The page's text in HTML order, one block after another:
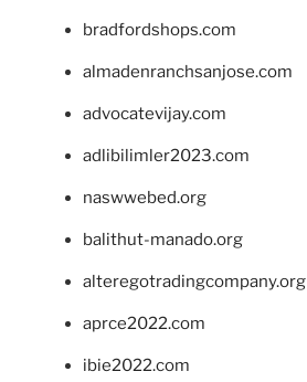
bradfordshops.com
almadenranchsanjose.com
advocatevijay.com
adlibilimler2023.com
naswwebed.org
balithut-manado.org
alteregotradingcompany.org
aprce2022.com
ibie2022.com